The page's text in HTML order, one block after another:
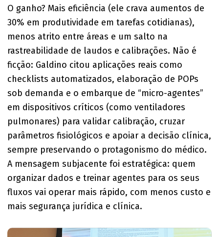
O ganho? Mais eficiência (ele crava aumentos de
30% em produtividade em tarefas cotidianas),
menos atrito entre áreas e um salto na
rastreabilidade de laudos e calibrações. Não é
ficção: Galdino citou aplicações reais como
checklists automatizados, elaboração de POPs
sob demanda e o embarque de “micro-agentes”
em dispositivos críticos (como ventiladores
pulmonares) para validar calibração, cruzar
parâmetros fisiológicos e apoiar a decisão clínica,
sempre preservando o protagonismo do médico.
A mensagem subjacente foi estratégica: quem
organizar dados e treinar agentes para os seus
fluxos vai operar mais rápido, com menos custo e
mais segurança jurídica e clínica.